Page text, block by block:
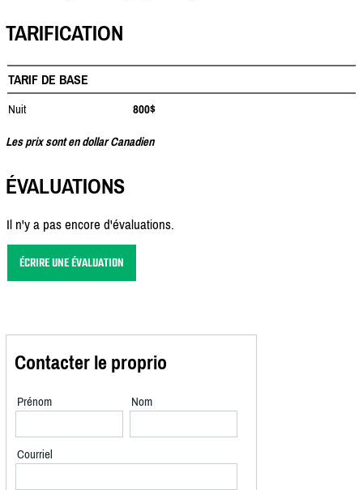
TARIFICATION
TARIF DE BASE
Nuit 800$
Les prix sont en dollar Canadien
ÉVALUATIONS
Il n'y a pas encore d'évaluations.
ÉCRIRE UNE ÉVALUATION
Contacter le proprio
Prénom Nom
Courriel